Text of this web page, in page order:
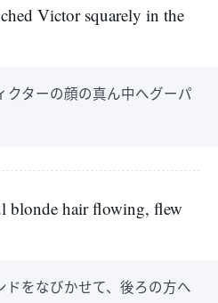
Victor squarely in the
クターの顔の真ん中へグーパ
blonde hair flowing, flew
をなびかせて、後ろの方へ